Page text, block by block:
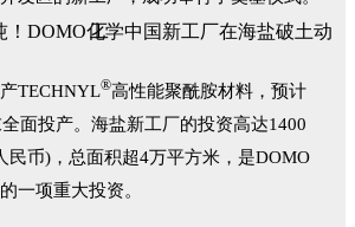
TECHNYL®高性能聚酰胺材料，预计
面投产。海盐新工厂的投资高达1400
民币)，总面积超4万平方米，是DOMO
一项重大投资。